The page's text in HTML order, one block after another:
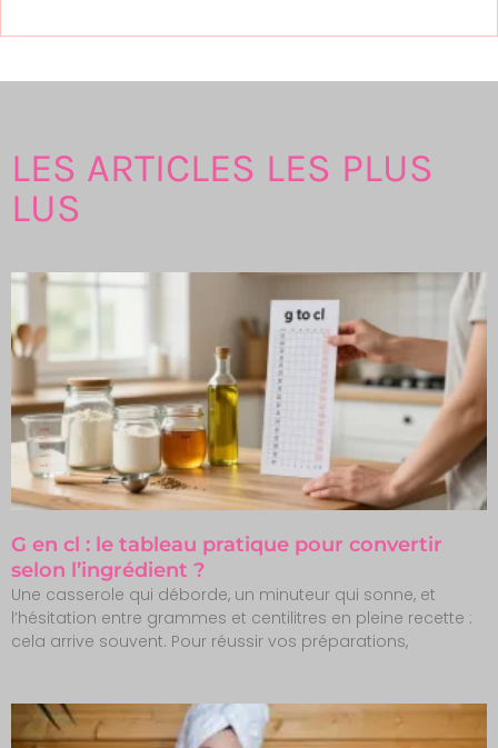
LES ARTICLES LES PLUS
LUS
G en cl : le tableau pratique pour convertir
selon l’ingrédient ?
Une casserole qui déborde, un minuteur qui sonne, et
l’hésitation entre grammes et centilitres en pleine recette :
cela arrive souvent. Pour réussir vos préparations,